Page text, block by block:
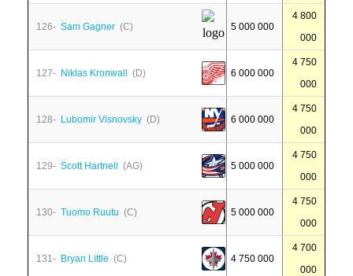
126- Sam Gagner (C) 5 000 000
4 800
000
127- Niklas Kronwall (D) 6 000 000
4 750
000
128- Lubomir Visnovsky (D) 6 000 000
4 750
000
129- Scott Hartnell (AG) 5 000 000
4 750
000
130- Tuomo Ruutu (C) 5 000 000
4 750
000
131- Bryan Little (C) 4 750 000
4 700
000